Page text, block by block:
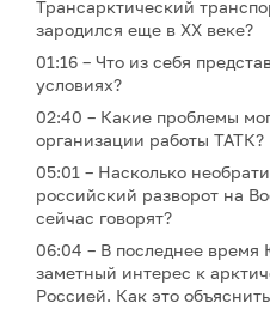
Трансарктический
зародился еще в ХХ веке?
01:16 – Что из себя
условиях?
02:40 – Какие проблемы
организации работы ТАТК?
05:01 – Насколько
российский разворот на
сейчас говорят?
06:04 – В последнее
заметный интерес к
Россией. Как это